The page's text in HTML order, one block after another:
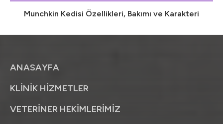
Munchkin Kedisi Özellikleri, Bakımı ve Karakteri
ANASAYFA
KLİNİK HİZMETLER
VETERİNER HEKİMLERİMİZ